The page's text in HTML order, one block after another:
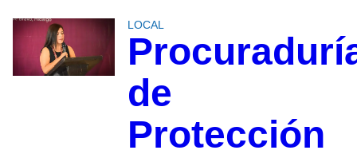
LOCAL
de
Protección